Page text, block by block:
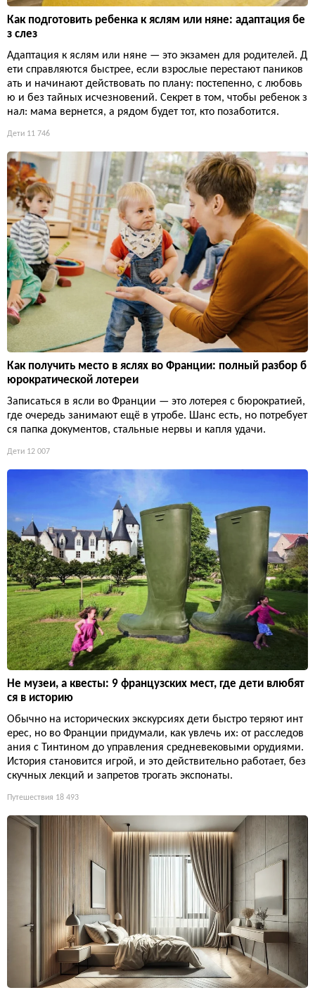
Как подготовить ребенка к яслям или няне: адаптация бе
з слез
Адаптация к яслям или няне — это экзамен для родителей. Д
ети справляются быстрее, если взрослые перестают паников
ать и начинают действовать по плану: постепенно, с любовь
ю и без тайных исчезновений. Секрет в том, чтобы ребенок з
нал: мама вернется, а рядом будет тот, кто позаботится.
Дети 11 746
Как получить место в яслях во Франции: полный разбор б
юрократической лотереи
Записаться в ясли во Франции — это лотерея с бюрократией,
где очередь занимают ещё в утробе. Шанс есть, но потребует
ся папка документов, стальные нервы и капля удачи.
Дети 12 007
Не музеи, а квесты: 9 французских мест, где дети влюбят
ся в историю
Обычно на исторических экскурсиях дети быстро теряют инт
ерес, но во Франции придумали, как увлечь их: от расследов
ания с Тинтином до управления средневековыми орудиями.
История становится игрой, и это действительно работает, без
скучных лекций и запретов трогать экспонаты.
Путешествия 18 493